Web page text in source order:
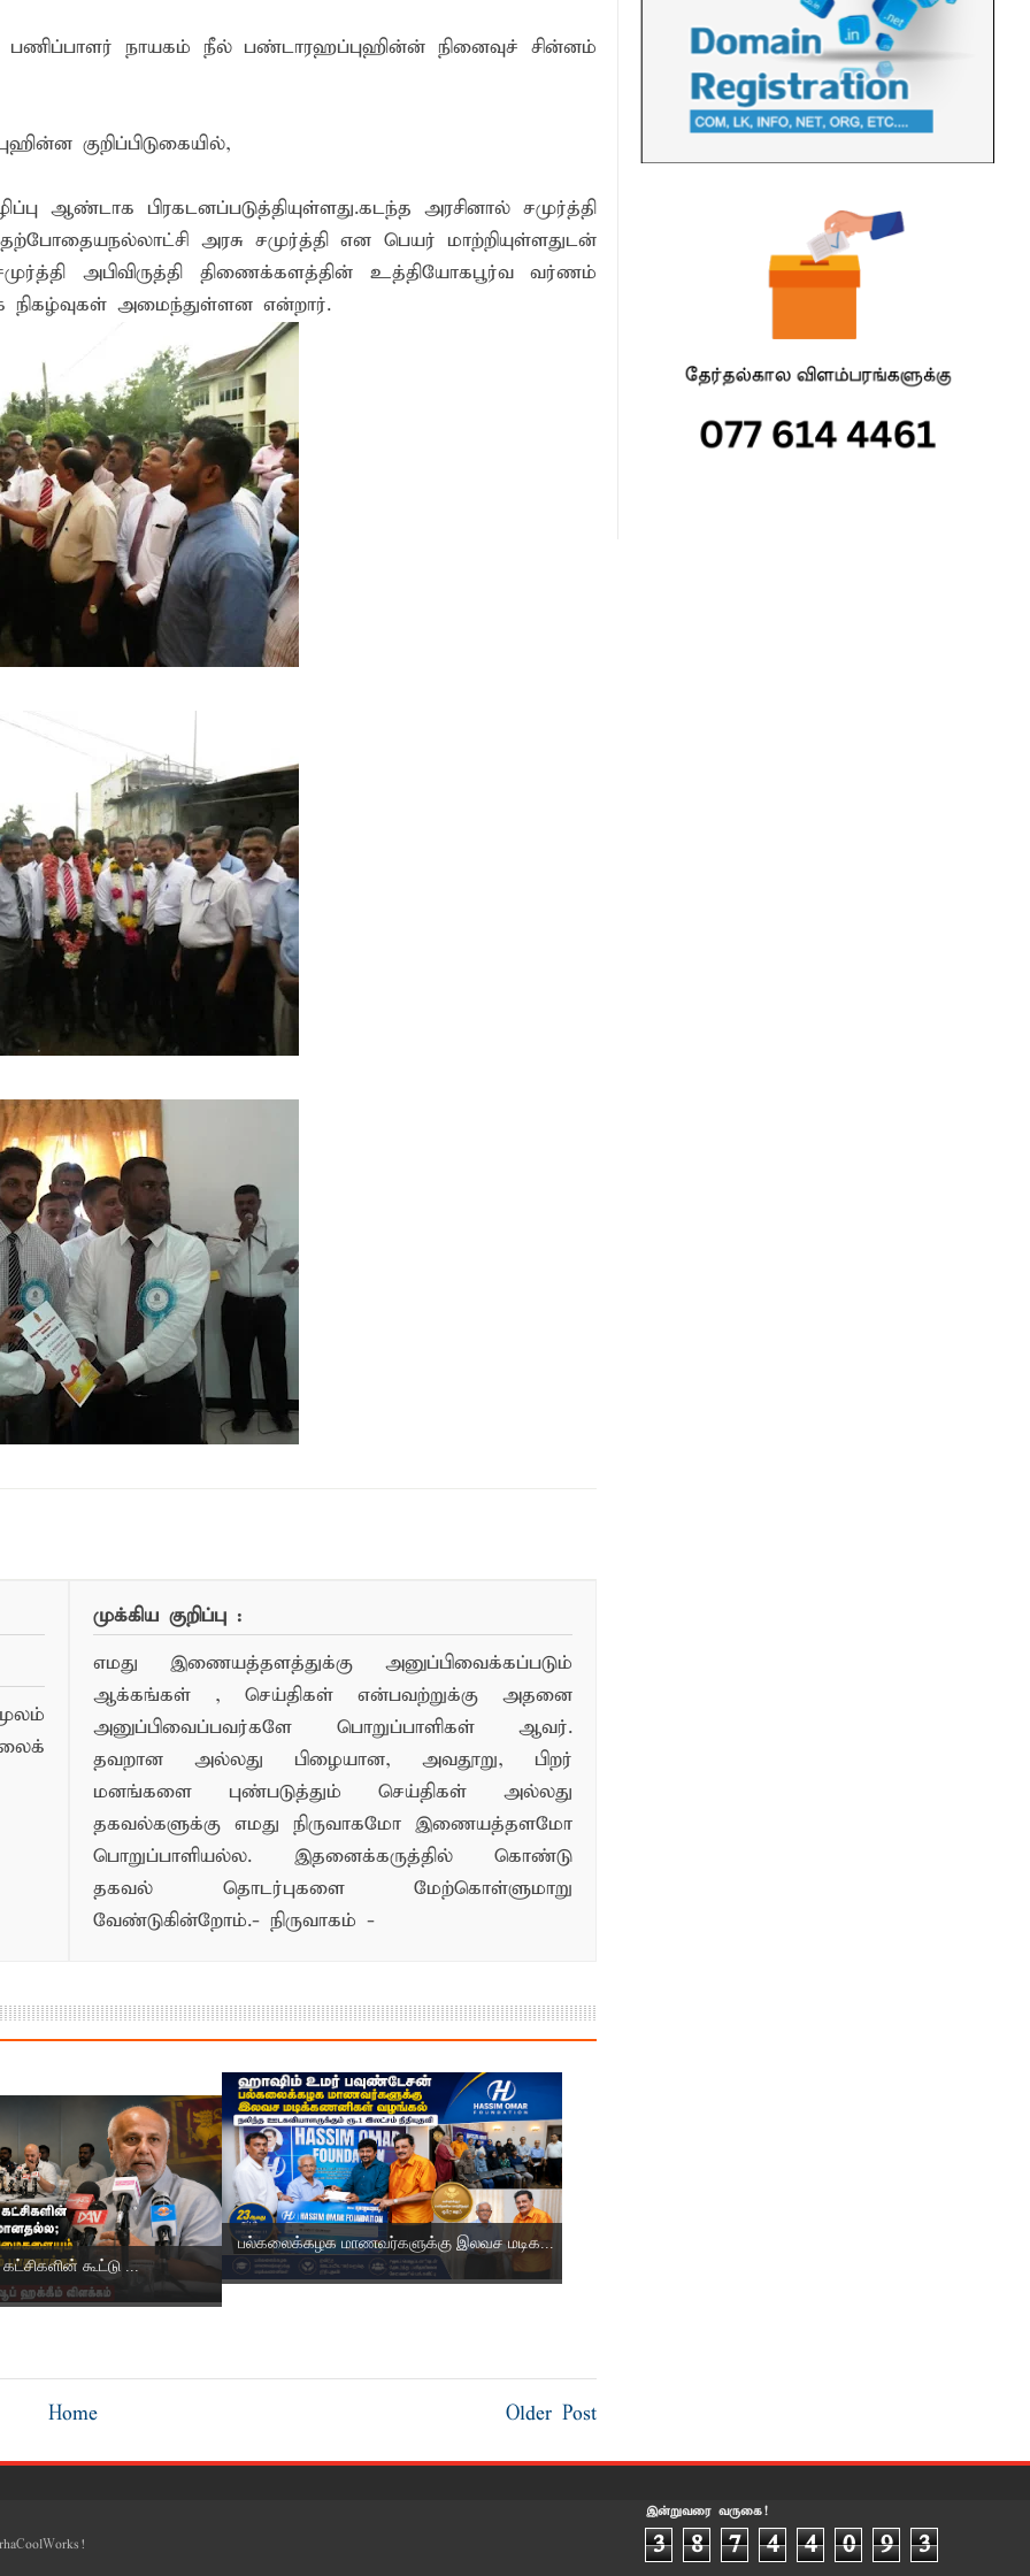
பணிப்பாளர் நாயகம் நீல் பண்டாரஹப்புஹின்ன் நினைவுச் சின்னம்
குறிப்பிடுகையில்,
ஆண்டாக பிரகடனப்படுத்தியுள்ளது.கடந்த அரசினால் சமுர்த்தி
தற்போதையநல்லாட்சி அரசு சமுர்த்தி என பெயர் மாற்றியுள்ளதுடன்
அபிவிருத்தி திணைக்களத்தின் உத்தியோகபூர்வ வர்ணம்
நிகழ்வுகள் அமைந்துள்ளன என்றார்.
முக்கிய குறிப்பு :
எமது இணையத்தளத்துக்கு அனுப்பிவைக்கப்படும்
ஆக்கங்கள் , செய்திகள் என்பவற்றுக்கு அதனை
அனுப்பிவைப்பவர்களே பொறுப்பாளிகள் ஆவர்.
தவறான அல்லது பிழையான, அவதூறு, பிறர்
மனங்களை புண்படுத்தும் செய்திகள் அல்லது
தகவல்களுக்கு எமது நிருவாகமோ இணையத்தளமோ
பொறுப்பாளியல்ல. இதனைக்கருத்தில் கொண்டு
தகவல் தொடர்புகளை மேற்கொள்ளுமாறு
வேண்டுகின்றோம்.- நிருவாகம் -
கூட்டு ...
பல்கலைக்கழக மாணவர்களுக்கு இலவச மடிக...
Older Post
Home
இன்றுவரை வருகை!
3 8 7 4 4 0 9 3